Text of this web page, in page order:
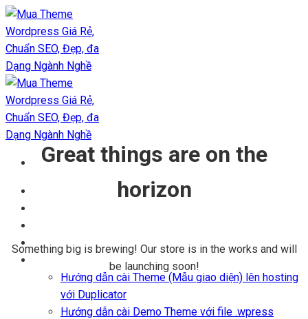
Chuyển
đến
nội
dung
Blog
Hướng dẫn cài Theme (Mẫu giao diện) lên hosting
với Duplicator
Hướng dẫn cài Demo Theme với file .wpress
Great things are on the
horizon
Something big is brewing! Our store is in the works and will
be launching soon!